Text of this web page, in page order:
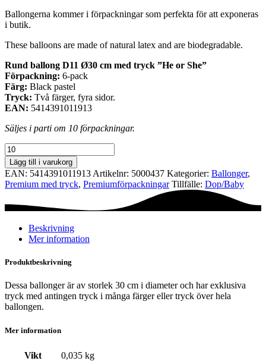
Ballongerna kommer i förpackningar som perfekta för att exponeras
i butik.
These balloons are made of natural latex and are biodegradable.
Rund ballong D11 Ø30 cm med tryck ”He or She”
Förpackning: 6-pack
Färg: Black pastel
Tryck: Två färger, fyra sidor.
EAN: 5414391011913
Säljes i parti om 10 förpackningar.
Premiumförpackning
Ø30
cm
-
He
She
mängd
Lägg till i varukorg
EAN: 5414391011913 Artikelnr: 5000437 Kategorier: Ballonger,
Premium med tryck, Premium­förpackningar Tillfälle: Dop/Baby
Beskrivning
Mer information
Produktbeskrivning
Dessa ballonger är av storlek 30 cm i diameter och har exklusiva
tryck med antingen tryck i många färger eller tryck över hela
ballongen.
Mer information
Vikt 0,035 kg